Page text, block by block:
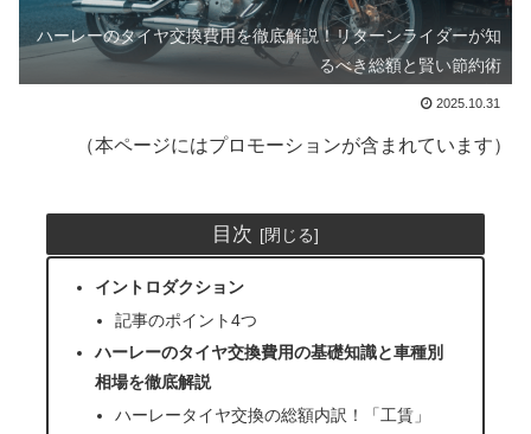
ハーレーのタイヤ交換費用を徹底解説！リターンライダーが知
るべき総額と賢い節約術
2025.10.31
（本ページにはプロモーションが含まれています）
目次
イントロダクション
記事のポイント4つ
ハーレーのタイヤ交換費用の基礎知識と車種別
相場を徹底解説
ハーレータイヤ交換の総額内訳！「工賃」